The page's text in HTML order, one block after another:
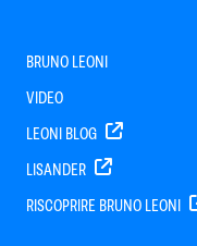
BRUNO LEONI
VIDEO
LEONI BLOG
LISANDER
RISCOPRIRE BRUNO LEONI